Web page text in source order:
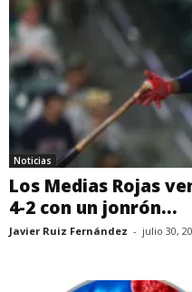
Noticias
Los Medias Rojas
4-2 con un jonrón...
Javier Ruiz Fernández - julio 30,